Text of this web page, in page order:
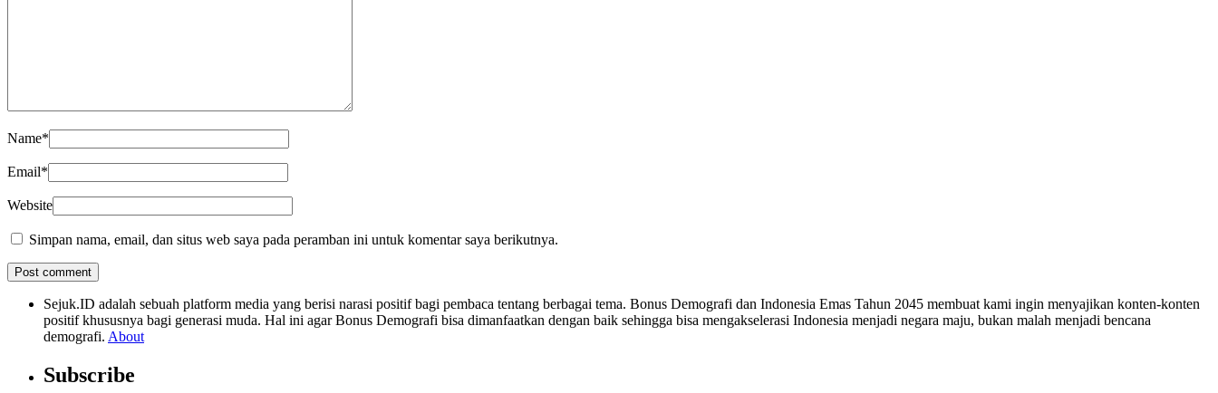
Name*
Email*
Website
Simpan nama, email, dan situs web saya pada peramban ini untuk komentar saya berikutnya.
Sejuk.ID adalah sebuah platform media yang berisi narasi positif bagi pembaca tentang berbagai tema. Bonus Demografi dan Indonesia Emas Tahun 2045 membuat kami ingin menyajikan konten-konten
positif khususnya bagi generasi muda. Hal ini agar Bonus Demografi bisa dimanfaatkan dengan baik sehingga bisa mengakselerasi Indonesia menjadi negara maju, bukan malah menjadi bencana
demografi. About
Subscribe